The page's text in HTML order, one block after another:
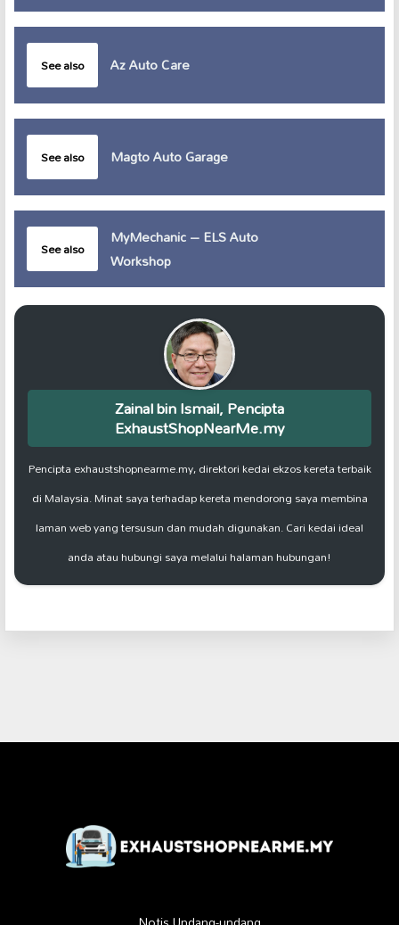
See also Az Auto Care
See also Magto Auto Garage
See also
MyMechanic – ELS Auto
Workshop
Zainal bin Ismail, Pencipta
ExhaustShopNearMe.my
Pencipta exhaustshopnearme.my, direktori kedai ekzos kereta terbaik
di Malaysia. Minat saya terhadap kereta mendorong saya membina
laman web yang tersusun dan mudah digunakan. Cari kedai ideal
anda atau hubungi saya melalui halaman hubungan!